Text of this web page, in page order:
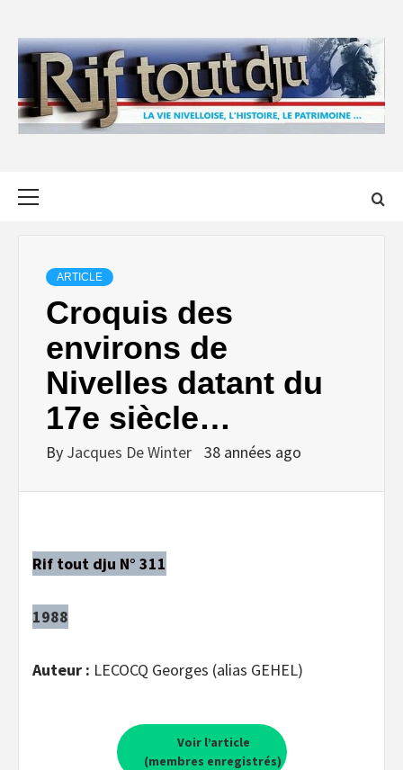
content
ARTICLE
Croquis des
environs de
Nivelles datant du
17e siècle…
By Jacques De Winter 38 années ago
Rif tout dju N° 311
1988
Auteur : LECOCQ Georges (alias GEHEL)
Voir l’article
(membres enregistrés)